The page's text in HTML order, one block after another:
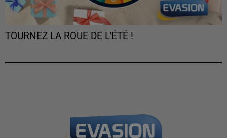
TOURNEZ LA ROUE DE L'ÉTÉ !